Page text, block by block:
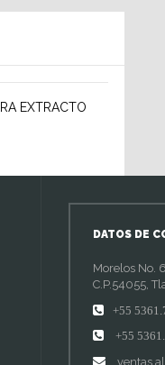
EXTRACTO
DATOS DE
Morelos No.
C.P.54055,
+55
+55